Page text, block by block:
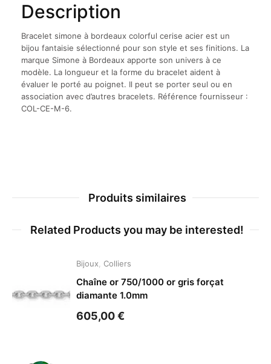
Description
Bracelet simone à bordeaux colorful cerise acier est un
bijou fantaisie sélectionné pour son style et ses finitions. La
marque Simone à Bordeaux apporte son univers à ce
modèle. La longueur et la forme du bracelet aident à
évaluer le porté au poignet. Il peut se porter seul ou en
association avec d’autres bracelets. Référence fournisseur :
COL-CE-M-6.
Produits similaires
Related Products you may be interested!
Bijoux Colliers
Chaîne or 750/1000 or gris forçat
diamante 1.0mm
605,00€